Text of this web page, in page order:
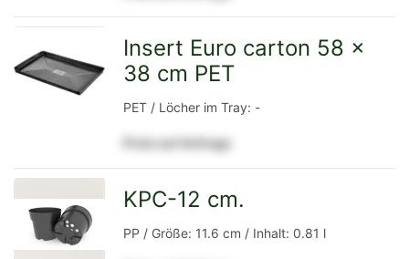
zur
Insert Euro carton 58 x
38 cm PET
PET / Löcher im Tray: -
Preis auf Anfrage
KPC-12 cm.
PP / Größe: 11.6 cm / Inhalt: 0.81 l